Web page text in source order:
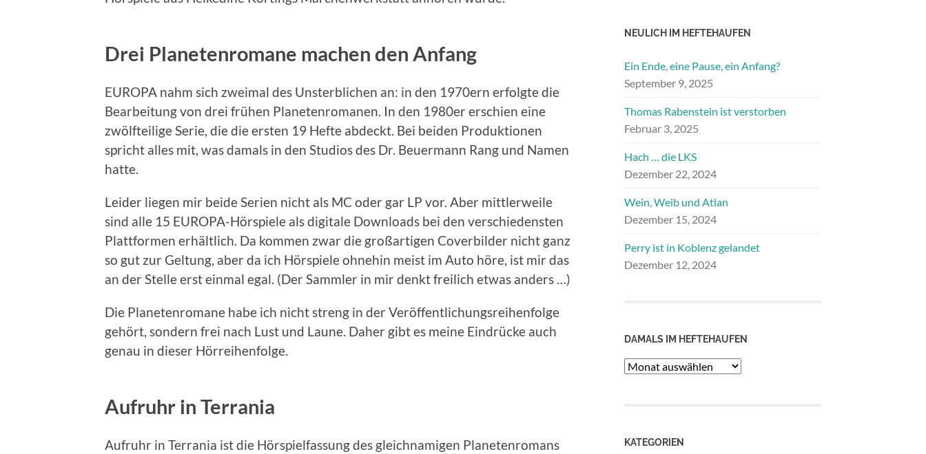
Drei Planetenromane machen den Anfang
EUROPA nahm sich zweimal des Unsterblichen an: in den 1970ern erfolgte die
Bearbeitung von drei frühen Planetenromanen. In den 1980er erschien eine
zwölfteilige Serie, die die ersten 19 Hefte abdeckt. Bei beiden Produktionen
spricht alles mit, was damals in den Studios des Dr. Beuermann Rang und Namen
hatte.
Leider liegen mir beide Serien nicht als MC oder gar LP vor. Aber mittlerweile
sind alle 15 EUROPA-Hörspiele als digitale Downloads bei den verschiedensten
Plattformen erhältlich. Da kommen zwar die großartigen Coverbilder nicht ganz
so gut zur Geltung, aber da ich Hörspiele ohnehin meist im Auto höre, ist mir das
an der Stelle erst einmal egal. (Der Sammler in mir denkt freilich etwas anders …)
Die Planetenromane habe ich nicht streng in der Veröffentlichungsreihenfolge
gehört, sondern frei nach Lust und Laune. Daher gibt es meine Eindrücke auch
genau in dieser Hörreihenfolge.
Aufruhr in Terrania
Aufruhr in Terrania ist die Hörspielfassung des gleichnamigen Planetenromans
NEULICH IM HEFTEHAUFEN
Ein Ende, eine Pause, ein Anfang?
September 9, 2025
Thomas Rabenstein ist verstorben
Februar 3, 2025
Hach … die LKS
Dezember 22, 2024
Wein, Weib und Atlan
Dezember 15, 2024
Perry ist in Koblenz gelandet
Dezember 12, 2024
DAMALS IM HEFTEHAUFEN
Damals
KATEGORIEN